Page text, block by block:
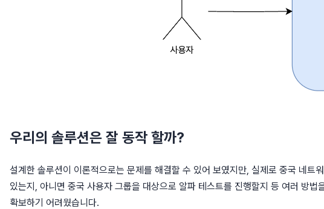
우리의 솔루션은 잘 동작 할까?
설계한 솔루션이 이론적으로는 문제를 해결할 수 있어 보였지만, 실제로 중국 네
있는지, 아니면 중국 사용자 그룹을 대상으로 알파 테스트를 진행할지 등 여러 방
확보하기 어려웠습니다.